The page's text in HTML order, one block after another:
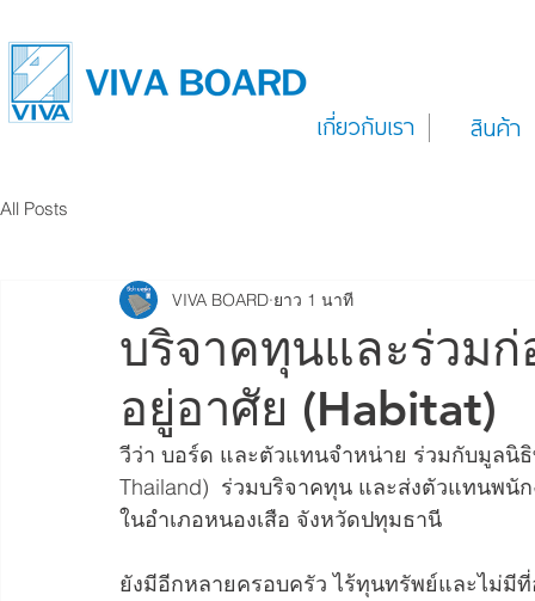
เกี่ยวกับเรา สินค้า
All Posts
บริจาคทุนและร่วม
อยู่อาศัย (Habitat)
VIVA BOARD ยาว 1 นาที
วีว่า บอร์ด และตัวแทนจำหน่าย ร่วมกับมูลนิ
Thailand)  ร่วมบริจาคทุน และส่งตัวแทนพ
ในอำเภอหนองเสือ จังหวัดปทุมธานี
ยังมีอีกหลายครอบครัว ไร้ทุนทรัพย์และไม่มี